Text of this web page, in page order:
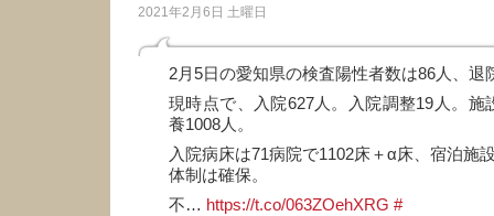
2021年2月6日 土曜日
2月5日の愛知県の検査陽性者数は86人、退
現時点で、入院627人。入院調整19人。施
養1008人。
入院病床は71病院で1102床＋α床、宿泊施
体制は確保。
不… https://t.co/063ZOehXRG #